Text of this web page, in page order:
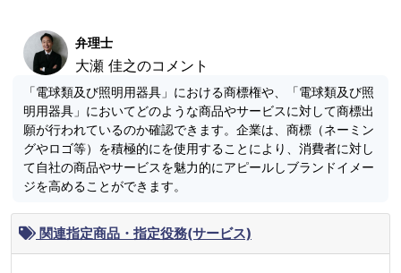
弁理士
大瀬 佳之のコメント
「電球類及び照明用器具」における商標権や、「電球類及び照
明用器具」においてどのような商品やサービスに対して商標出
願が行われているのか確認できます。企業は、商標（ネーミン
グやロゴ等）を積極的にを使用することにより、消費者に対し
て自社の商品やサービスを魅力的にアピールしブランドイメー
ジを高めることができます。
関連指定商品・指定役務(サービス)